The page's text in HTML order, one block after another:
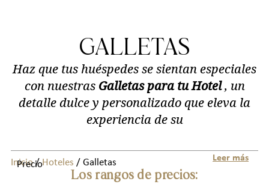
GALLETAS
Haz que tus huéspedes se sientan especiales
con nuestras Galletas para tu Hotel, un
detalle dulce y personalizado que eleva la
experiencia de su
Leer más
Inicio/Hoteles / Galletas
Precio
Los rangos de precios: